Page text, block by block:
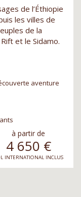
de l’Éthiopie
les villes de
de la
et le Sidamo.
aventure
à partir de
4 650 €
INTERNATIONAL INCLUS